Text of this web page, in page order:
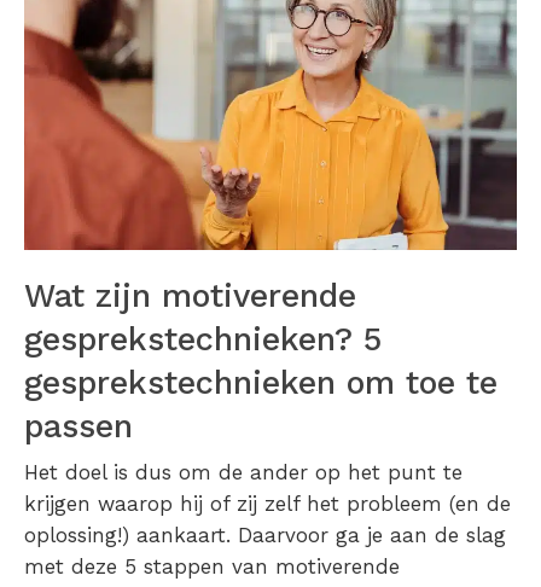
Wat zijn motiverende
gesprekstechnieken? 5
gesprekstechnieken om toe te
passen
Het doel is dus om de ander op het punt te
krijgen waarop hij of zij zelf het probleem (en de
oplossing!) aankaart. Daarvoor ga je aan de slag
met deze 5 stappen van motiverende